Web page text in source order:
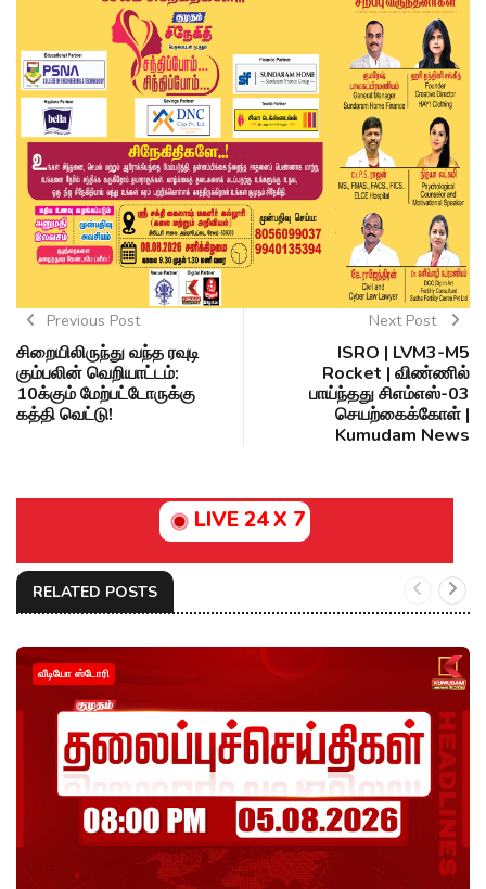
Previous Post
சிறையிலிருந்து வந்த ரவுடி
கும்பலின் வெறியாட்டம்:
10க்கும் மேற்பட்டோருக்கு
கத்தி வெட்டு!
Next Post
ISRO | LVM3-M5
Rocket | விண்ணில்
பாய்ந்தது சிஎம்எஸ்-03
செயற்கைக்கோள் |
Kumudam News
LIVE 24 X 7
RELATED POSTS
வீடியோ ஸ்டோரி